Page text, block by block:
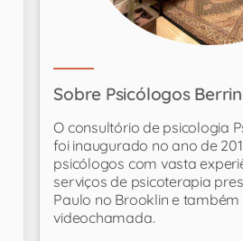
Sobre Psicólogos
O consultório de psicologia
foi inaugurado no ano de
psicólogos com vasta
serviços de psicoterapia
Paulo no Brooklin e
videochamada.